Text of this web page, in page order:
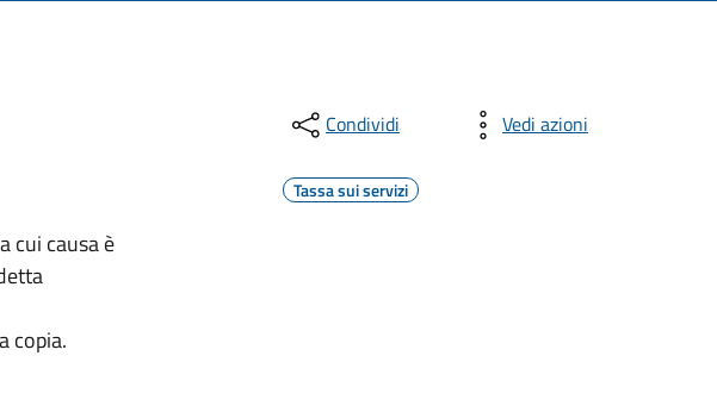
cui causa è
copia.
Condividi Vedi azioni
Tassa sui servizi